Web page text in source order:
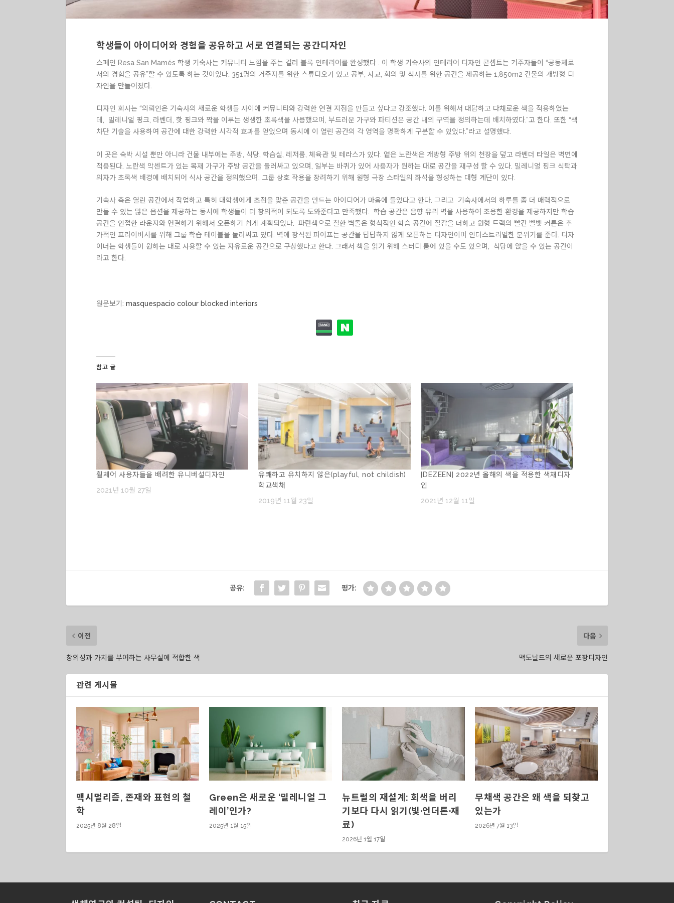
학생들이 아이디어와 경험을 공유하고 서로 연결되는 공간디자인
스페인 Resa San Mamés 학생 기숙사는 커뮤니티 느낌을 주는 컬러 블록 인테리어를 완성했다 . 이 학생 기숙사의 인테리어 디자인 콘셉트는 거주자들이 “공동체로
서의 경험을 공유”할 수 있도록 하는 것이었다. 351명의 거주자를 위한 스튜디오가 있고 공부, 사교, 회의 및 식사를 위한 공간을 제공하는 1,850m2 건물의 개방형 디
자인을 만들어졌다.
디자인 회사는 “의뢰인은 기숙사의 새로운 학생들 사이에 커뮤니티와 강력한 연결 지점을 만들고 싶다고 강조했다. 이를 위해서 대담하고 다채로운 색을 적용하였는
데, 밀레니얼 핑크, 라벤더, 핫 핑크와 짝을 이루는 생생한 초록색을 사용했으며, 부드러운 가구와 파티션은 공간 내의 구역을 정의하는데 배치하였다.”고 한다. 또한 “색
차단 기술을 사용하여 공간에 대한 강력한 시각적 효과를 얻었으며 동시에 이 열린 공간의 각 영역을 명확하게 구분할 수 있었다.”라고 설명했다.
이 곳은 숙박 시설 뿐만 아니라 건물 내부에는 주방, 식당, 학습실, 레저룸, 체육관 및 테라스가 있다. 옅은 노란색은 개방형 주방 위의 천장을 덮고 라벤더 타일은 벽면에
적용된다. 노란색 악센트가 있는 목재 가구가 주방 공간을 둘러싸고 있으며, 일부는 바퀴가 있어 사용자가 원하는 대로 공간을 재구성 할 수 있다. 밀레니얼 핑크 식탁과
의자가 초록색 배경에 배치되어 식사 공간을 정의했으며, 그룹 상호 작용을 장려하기 위해 원형 극장 스타일의 좌석을 형성하는 대형 계단이 있다.
기숙사 측은 열린 공간에서 작업하고 특히 대학생에게 초점을 맞춘 공간을 만드는 아이디어가 마음에 들었다고 한다. 그리고 기숙사에서의 하루를 좀 더 매력적으로
만들 수 있는 많은 옵션을 제공하는 동시에 학생들이 더 창의적이 되도록 도와준다고 만족했다. 학습 공간은 음향 유리 벽을 사용하여 조용한 환경을 제공하지만 학습
공간을 인접한 라운지와 연결하기 위해서 오픈하기 쉽게 계획되었다. 파란색으로 칠한 벽돌은 형식적인 학습 공간에 질감을 더하고 원형 트랙의 빨간 벨벳 커튼은 추
가적인 프라이버시를 위해 그룹 학습 테이블을 둘러싸고 있다. 벽에 장식된 파이프는 공간을 답답하지 않게 오픈하는 디자인이며 인더스트리얼한 분위기를 준다. 디자
이너는 학생들이 원하는 대로 사용할 수 있는 자유로운 공간으로 구상했다고 한다. 그래서 책을 읽기 위해 스터디 룸에 있을 수도 있으며, 식당에 앉을 수 있는 공간이
라고 한다.
원문보기: masquespacio colour blocked interiors
참고 글
휠체어 사용자들을 배려한 유니버설디자인
2021년 10월 27일
유쾌하고 유치하지 않은(playful, not childish)
학교색채
2019년 11월 23일
[DEZEEN] 2022년 올해의 색을 적용한 색채디자
인
2021년 12월 11일
공유: 평가:
이전
창의성과 가치를 부여하는 사무실에 적합한 색
다음
맥도날드의 새로운 포장디자인
관련 게시물
맥시멀리즘, 존재와 표현의 철
학
2025년 8월 28일
Green은 새로운 ‘밀레니얼 그
레이’인가?
2025년 1월 15일
뉴트럴의 재설계: 회색을 버리
기보다 다시 읽기(빛·언더톤·재
료)
2026년 1월 17일
무채색 공간은 왜 색을 되찾고
있는가
2026년 7월 13일